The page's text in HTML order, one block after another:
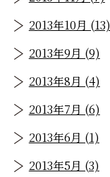
2013年10月 (13)
2013年9月 (9)
2013年8月 (4)
2013年7月 (6)
2013年6月 (1)
2013年5月 (3)